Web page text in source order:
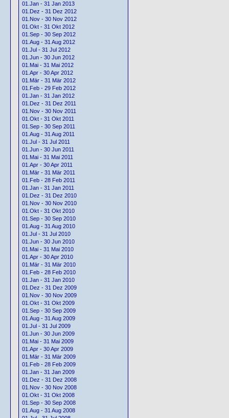
01.Jan - 31 Jan 2013
01.Dez - 31 Dez 2012
01.Nov - 30 Nov 2012
01.Okt - 31 Okt 2012
01.Sep - 30 Sep 2012
01.Aug - 31 Aug 2012
01.Jul - 31 Jul 2012
01.Jun - 30 Jun 2012
01.Mai - 31 Mai 2012
01.Apr - 30 Apr 2012
01.Mär - 31 Mär 2012
01.Feb - 29 Feb 2012
01.Jan - 31 Jan 2012
01.Dez - 31 Dez 2011
01.Nov - 30 Nov 2011
01.Okt - 31 Okt 2011
01.Sep - 30 Sep 2011
01.Aug - 31 Aug 2011
01.Jul - 31 Jul 2011
01.Jun - 30 Jun 2011
01.Mai - 31 Mai 2011
01.Apr - 30 Apr 2011
01.Mär - 31 Mär 2011
01.Feb - 28 Feb 2011
01.Jan - 31 Jan 2011
01.Dez - 31 Dez 2010
01.Nov - 30 Nov 2010
01.Okt - 31 Okt 2010
01.Sep - 30 Sep 2010
01.Aug - 31 Aug 2010
01.Jul - 31 Jul 2010
01.Jun - 30 Jun 2010
01.Mai - 31 Mai 2010
01.Apr - 30 Apr 2010
01.Mär - 31 Mär 2010
01.Feb - 28 Feb 2010
01.Jan - 31 Jan 2010
01.Dez - 31 Dez 2009
01.Nov - 30 Nov 2009
01.Okt - 31 Okt 2009
01.Sep - 30 Sep 2009
01.Aug - 31 Aug 2009
01.Jul - 31 Jul 2009
01.Jun - 30 Jun 2009
01.Mai - 31 Mai 2009
01.Apr - 30 Apr 2009
01.Mär - 31 Mär 2009
01.Feb - 28 Feb 2009
01.Jan - 31 Jan 2009
01.Dez - 31 Dez 2008
01.Nov - 30 Nov 2008
01.Okt - 31 Okt 2008
01.Sep - 30 Sep 2008
01.Aug - 31 Aug 2008